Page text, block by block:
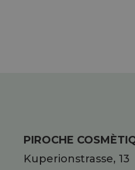
PIROCHE
Kuperionstrasse, 13